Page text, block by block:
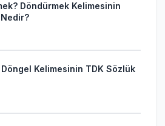
Döndürmek Kelimesinin
Nedir?
Kelimesinin TDK Sözlük